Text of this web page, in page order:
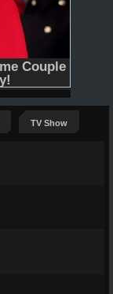
TV Show